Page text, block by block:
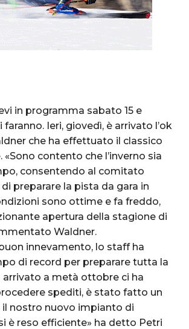
in programma sabato 15 e
faranno. Ieri, giovedì, è arrivato l’ok
che ha effettuato il classico
contento che l’inverno sia
consentendo al comitato
preparare la pista da gara in
sono ottime e fa freddo,
apertura della stagione di
Waldner.
innevamento, lo staff ha
di record per preparare tutta la
arrivato a metà ottobre ci ha
spediti, è stato fatto un
nostro nuovo impianto di
è reso efficiente» ha detto Petri